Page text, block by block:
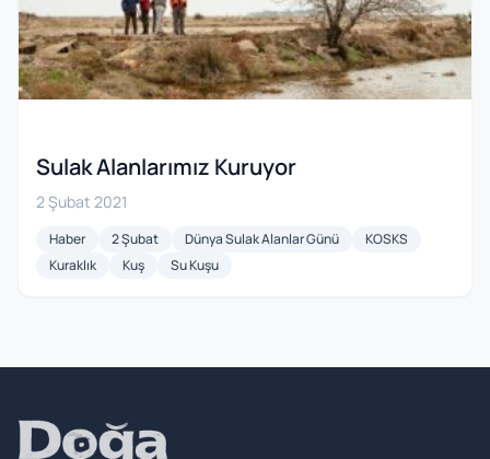
Sulak Alanlarımız Kuruyor
2 Şubat 2021
Haber 2 Şubat Dünya Sulak Alanlar Günü
KOSKS
Kuraklık
Kuş Su Kuşu